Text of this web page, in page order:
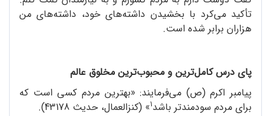
تأکید می‌کرد با بخشیدن داشته‌های خود، داشته‌های من
هزاران برابر شده است.
پای درس کامل‌ترین و محبوب‌ترین مخلوق عالم
پیامبر اکرم (ص) می‌فرمایند: «بهترین مردم کسی است که
برای مردم سودمندتر باشد1» (کنزالعمال، حدیث 43178).